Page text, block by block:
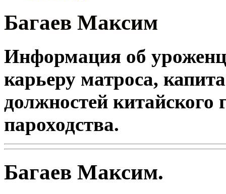
Багаев Максим
Информация об
карьеру матроса,
должностей китайского
пароходства.
Багаев Максим.